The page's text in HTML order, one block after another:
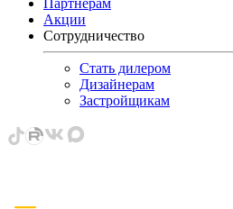
Партнерам
Акции
Сотрудничество
Стать дилером
Дизайнерам
Застройщикам